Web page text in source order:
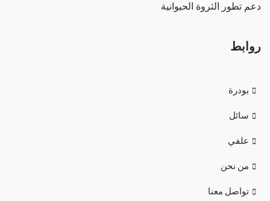
دعم تطور الثروة الحيوانية
روابط
بودرة
سائل
علفي
من نحن
تواصل معنا